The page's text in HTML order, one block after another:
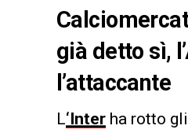
già detto sì,
l’attaccante
L‘Inter ha rotto